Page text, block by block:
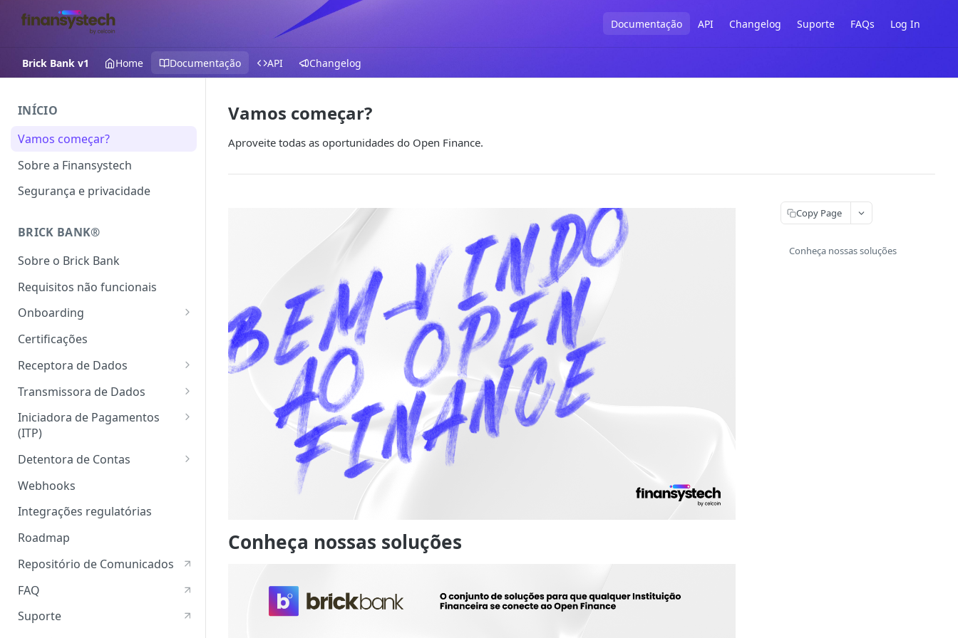
Documentação API Changelog Suporte FAQs Log In
Brick Bank v1 Home Documentação API Changelog
INÍCIO
Vamos começar?
Sobre a Finansystech
Segurança e privacidade
BRICK BANK®
Sobre o Brick Bank
Requisitos não funcionais
Onboarding
Migração
Certificações
Receptora de Dados
Fluxos de integração
Transmissora de Dados
Fluxos de integração
Iniciadora de Pagamentos
(ITP)
Jornada Sem
Detentora de Contas
Hybrid Flow
Jornada Sem
Redirecionamento (JSR)
Webhooks
Integrações regulatórias
Roadmap
Repositório de Comunicados
FAQ
Suporte
Vamos começar?
Aproveite todas as oportunidades do Open Finance.
Conheça nossas soluções
Copy Page
Conheça nossas soluções